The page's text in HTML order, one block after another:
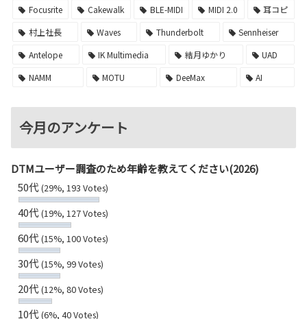
Focusrite
Cakewalk BLE-MIDI MIDI 2.0
耳コピ
村上社長
Waves Thunderbolt
Sennheiser
Antelope
IK Multimedia 結月ゆかり
UAD
NAMM
MOTU DeeMax AI
今月のアンケート
DTMユーザー調査のため年齢を教えてください(2026)
50代(29%, 193 Votes)
40代(19%, 127 Votes)
60代(15%, 100 Votes)
30代(15%, 99 Votes)
20代(12%, 80 Votes)
10代(6%, 40 Votes)